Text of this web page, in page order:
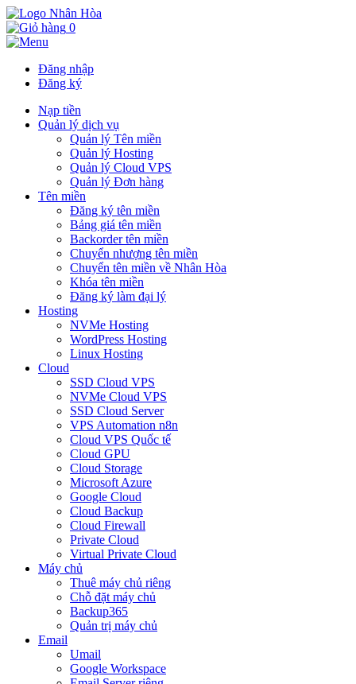
0
Đăng nhập
Đăng ký
Nạp tiền
Quản lý dịch vụ
Quản lý Tên miền
Quản lý Hosting
Quản lý Cloud VPS
Quản lý Đơn hàng
Tên miền
Đăng ký tên miền
Bảng giá tên miền
Backorder tên miền
Chuyển nhượng tên miền
Chuyển tên miền về Nhân Hòa
Khóa tên miền
Đăng ký làm đại lý
Hosting
NVMe Hosting
WordPress Hosting
Linux Hosting
Cloud
SSD Cloud VPS
NVMe Cloud VPS
SSD Cloud Server
VPS Automation n8n
Cloud VPS Quốc tế
Cloud GPU
Cloud Storage
Microsoft Azure
Google Cloud
Cloud Backup
Cloud Firewall
Private Cloud
Virtual Private Cloud
Máy chủ
Thuê máy chủ riêng
Chỗ đặt máy chủ
Backup365
Quản trị máy chủ
Email
Umail
Google Workspace